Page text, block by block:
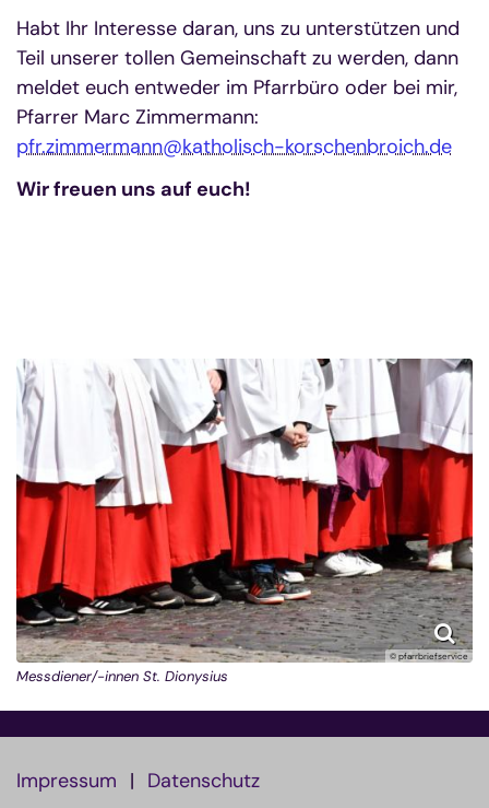
Habt Ihr Interesse daran, uns zu unterstützen und
Teil unserer tollen Gemeinschaft zu werden, dann
meldet euch entweder im Pfarrbüro oder bei mir,
Pfarrer Marc Zimmermann:
pfr.zimmermann@katholisch-korschenbroich.de
Wir freuen uns auf euch!
© pfarrbriefservice
Messdiener/-innen St. Dionysius
Impressum Datenschutz